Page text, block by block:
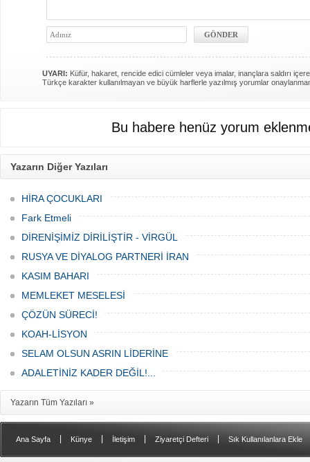
UYARI: Küfür, hakaret, rencide edici cümleler veya imalar, inançlara saldırı
Türkçe karakter kullanılmayan ve büyük harflerle yazılmış yorumlar
Bu habere henüz yorum
Yazarın Diğer Yazıları
HİRA ÇOCUKLARI
Fark Etmeli
DİRENİŞİMİZ DİRİLİŞTİR - VİRGÜL
RUSYA VE DİYALOG PARTNERİ İRAN
KASIM BAHARI
MEMLEKET MESELESİ
ÇÖZÜN SÜRECİ!
KOAH-LİSYON
SELAM OLSUN ASRIN LİDERİNE
ADALETİNİZ KADER DEĞİL!...
Yazarın Tüm Yazıları »
Ana Sayfa Künye İletişim Ziyaretçi Defteri
Sık Kullanılanlara Ekle